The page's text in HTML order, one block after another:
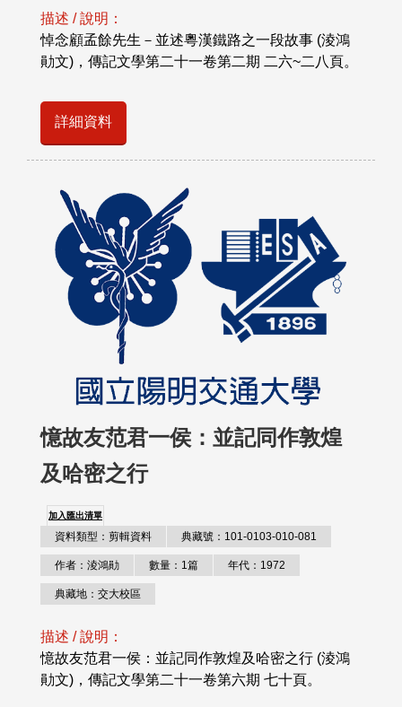
描述 / 說明：
悼念顧孟餘先生－並述粵漢鐵路之一段故事 (淩鴻
勛文)，傳記文學第二十一卷第二期 二六~二八頁。
詳細資料
憶故友范君一侯：並記同作敦煌
及哈密之行
加入匯出清單
資料類型：剪輯資料 典藏號：101-0103-010-081
作者：淩鴻勛 數量：1篇 年代：1972
典藏地：交大校區
描述 / 說明：
憶故友范君一侯：並記同作敦煌及哈密之行 (淩鴻
勛文)，傳記文學第二十一卷第六期 七十頁。